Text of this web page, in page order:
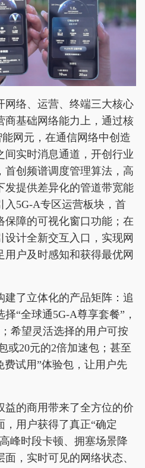
网络、运营、终端三大核心
商基础网络能力上，通过核
网元，在通信网络中创造
间实时消息通道，开创行业
首创频谱调度管理算法，高
发提供差异化的管道带宽能
入5G-A专区运营板块，首
保障的可视化窗口功能；在
计全新交互入口，实现网
户及时感知和获得最优网
建了立体化的产品矩阵：追
“全球通5G-A尊享套餐”，
希望灵活选择的用户可按
或20元的2倍加速包；甚至
费试用”体验包，让用户先
益的商用带来了全方位的价
用户获得了真正“确定
峰时段卡顿、拥塞场景降
，实时可见的网络状态、